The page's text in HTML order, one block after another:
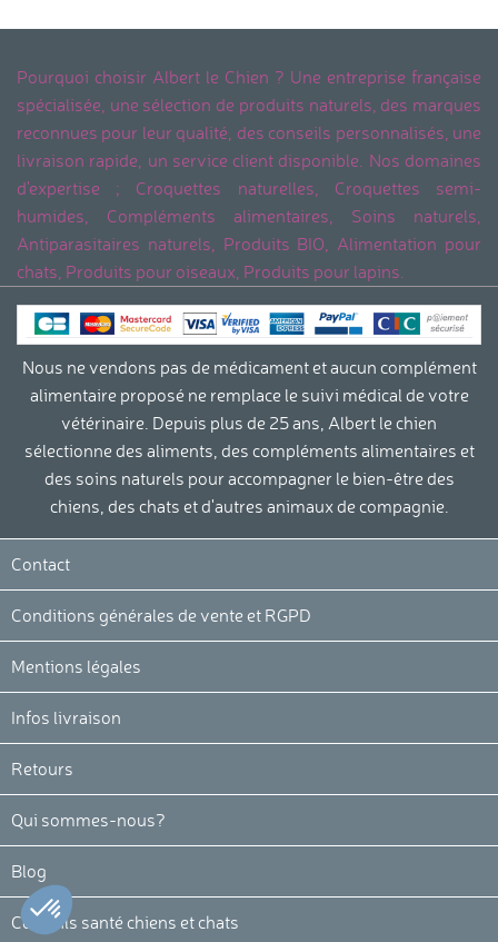
Pourquoi choisir Albert le Chien ? Une entreprise française
spécialisée, une sélection de produits naturels, des marques
reconnues pour leur qualité, des conseils personnalisés, une
livraison rapide, un service client disponible. Nos domaines
d'expertise ; Croquettes naturelles, Croquettes semi-
humides, Compléments alimentaires, Soins naturels,
Antiparasitaires naturels, Produits BIO, Alimentation pour
chats, Produits pour oiseaux, Produits pour lapins.
Nous ne vendons pas de médicament et aucun complément
alimentaire proposé ne remplace le suivi médical de votre
vétérinaire. Depuis plus de 25 ans, Albert le chien
sélectionne des aliments, des compléments alimentaires et
des soins naturels pour accompagner le bien-être des
chiens, des chats et d'autres animaux de compagnie.
Contact
Conditions générales de vente et RGPD
Mentions légales
Infos livraison
Retours
Qui sommes-nous?
Blog
Conseils santé chiens et chats